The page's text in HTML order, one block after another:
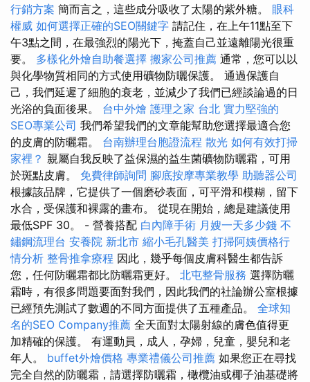
行銷方案 簡而言之，這些成分吸收了太陽的紫外糖。 眼科
權威 如何選擇正確的SEO關鍵字 請記住，在上午11點至下
午3點之間，在最強烈的陽光下，掩蓋自己並遠離陽光很重
要。 多樣化外燴自助餐選擇 搬家公司推薦 通常，您可以以
與化學物質相同的方式使用礦物防曬保護。 通過保護自
己，我們延遲了細胞的衰老，並減少了我們已經談論過的日
光浴的負面後果。 台中外燴 護理之家 台北 實力堅強的
SEO專業公司 我們希望我們的文章能幫助您選擇最適合您
的皮膚的防曬霜。 台南辦理台胞證流程 散光 如何有效打掃
家裡？ 親屬自我反映了益保濕的益生菌礦物防曬霜，可用
於斑點皮膚。 免費律師詢問 腳底按摩專業教學 助聽器公司
根據該品牌，它提供了一個磨砂表面，可平滑和模糊，留下
水合，受保護和裸露的畫布。 從現在開始，總是建議使用
最低SPF 30。 - 營養搭配 白內障手術 月嫂一天多少錢 不
鏽鋼流理台 安養院 新北市 縮小毛孔醫美 打掃阿姨價格行
情分析 整骨推拿療程 因此，幾乎每個皮膚科醫生都告訴
您，任何防曬霜都比防曬霜更好。 北屯整骨服務 選擇防曬
霜時，有很多問題要面對我們，因此我們的社論辦公室根據
已經預先測試了數週的不同方面提供了五種產品。 全球知
名的SEO Company推薦 全天面對太陽射線的膚色值得更
加精確的保護。 有運動員，成人，孕婦，兒童，嬰兒和老
年人。 buffet外燴價格 專業禮儀公司推薦 如果您正在尋找
完全自然的防曬霜，請選擇防曬霜，橄欖油或椰子油基礎將